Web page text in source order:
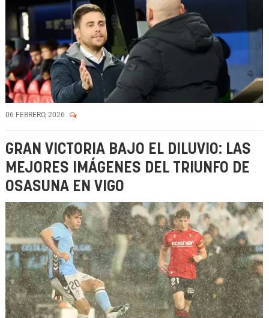
06 FEBRERO, 2026
GRAN VICTORIA BAJO EL DILUVIO: LAS
MEJORES IMÁGENES DEL TRIUNFO DE
OSASUNA EN VIGO